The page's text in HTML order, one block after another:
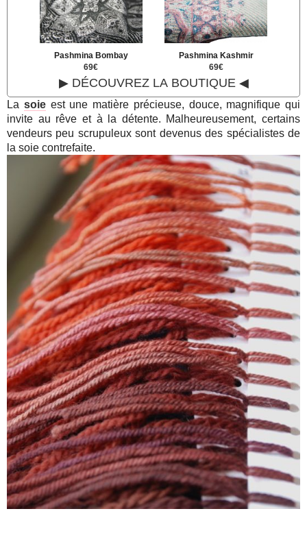
Pashmina Bombay
69€
Pashmina Kashmir
69€
▶ DÉCOUVREZ LA BOUTIQUE ◀
La soieest une matière précieuse, douce, magnifique qui
invite au rêve et à la détente. Malheureusement, certains
vendeurs peu scrupuleux sont devenus des spécialistes de
la soie contrefaite.